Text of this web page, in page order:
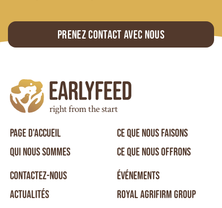
Prenez contact avec nous
PAGE D'ACCUEIL
QUI NOUS SOMMES
CE QUE NOUS FAISONS
CE QUE NOUS OFFRONS
CONTACTEZ-NOUS
ACTUALITÉS
ÉVÉNEMENTS
ROYAL AGRIFIRM GROUP